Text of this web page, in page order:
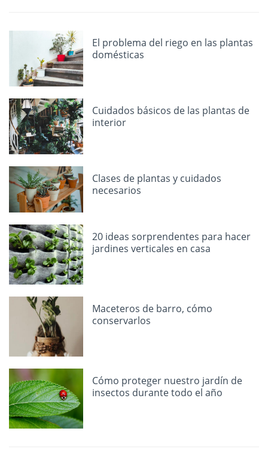
El problema del riego en las plantas
domésticas
Cuidados básicos de las plantas de
interior
Clases de plantas y cuidados
necesarios
20 ideas sorprendentes para hacer
jardines verticales en casa
Maceteros de barro, cómo
conservarlos
Cómo proteger nuestro jardín de
insectos durante todo el año